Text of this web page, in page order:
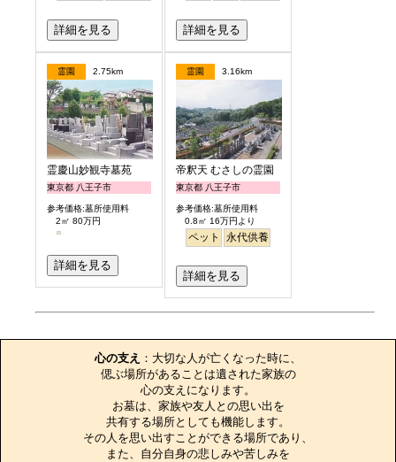
詳細を見る 詳細を見る
霊園 2.75km
霊慶山妙観寺墓苑
東京都 八王子市
参考価格:墓所使用料
2㎡ 80万円
詳細を見る
霊園 3.16km
帝釈天 むさしの霊園
東京都 八王子市
参考価格:墓所使用料
0.8㎡ 16万円より
ペット 永代供養
詳細を見る
心の支え ：大切な人が亡くなった時に、
偲ぶ場所があることは遺された家族の
心の支えになります。
お墓は、家族や友人との思い出を
共有する場所としても機能します。
その人を思い出すことができる場所であり、
また、自分自身の悲しみや苦しみを